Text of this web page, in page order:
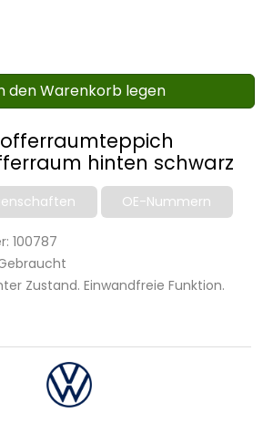
hinten schwarz
OE-Nummern
100787
Zustand. Einwandfreie Funktion.
den Warenkorb legen